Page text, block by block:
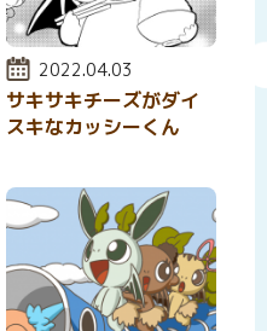
投稿日:
2022.04.03
サキサキチーズがダイ
スキなカッシーくん